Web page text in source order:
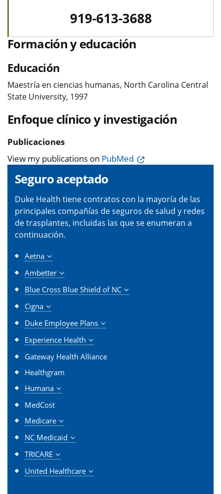
919-613-3688
Formación y educación
Educación
Maestría en ciencias humanas, North Carolina Central
State University, 1997
Enfoque clínico y investigación
Publicaciones
View my publications on PubMed
Seguro aceptado
Duke Health tiene contratos con la mayoría de las
principales compañías de seguros de salud y redes
de trasplantes, incluidas las que se enumeran a
continuación.
Aetna
Ambetter
Blue Cross Blue Shield of NC
Cigna
Duke Employee Plans
Experience Health
Gateway Health Alliance
Healthgram
Humana
MedCost
Medicare
NC Medicaid
TRICARE
United Healthcare